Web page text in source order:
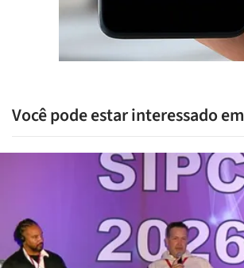
Você pode estar interessado em